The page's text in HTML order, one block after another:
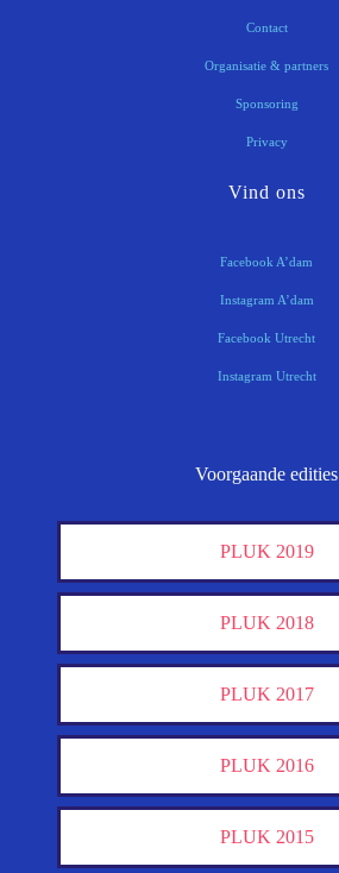
Contact
Organisatie & partners
Sponsoring
Privacy
Vind ons
Facebook A’dam
Instagram A’dam
Facebook Utrecht
Instagram Utrecht
Voorgaande edities
PLUK 2019
PLUK 2018
PLUK 2017
PLUK 2016
PLUK 2015